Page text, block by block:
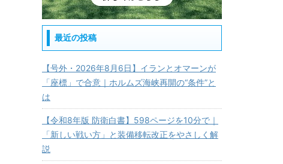
最近の投稿
【号外・2026年8月6日】イランとオマーンが
「座標」で合意｜ホルムズ海峡再開の“条件”と
は
【令和8年版 防衛白書】598ページを10分で｜
「新しい戦い方」と装備移転改正をやさしく解
説